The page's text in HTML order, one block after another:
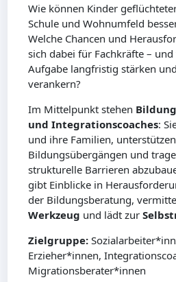
Wie können Kinder
Schule und Wohnumfeld
Welche Chancen und
sich dabei für Fachkräfte –
Aufgabe langfristig stärken
verankern?
Im Mittelpunkt stehen
und Integrationscoaches:
und ihre Familien,
Bildungsübergängen und
strukturelle Barrieren
gibt Einblicke in
der Bildungsberatung,
Werkzeug und lädt zur
Zielgruppe:
Erzieher*innen,
Migrationsberater*innen